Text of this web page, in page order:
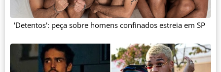
'Detentos': peça sobre homens confinados estreia em SP